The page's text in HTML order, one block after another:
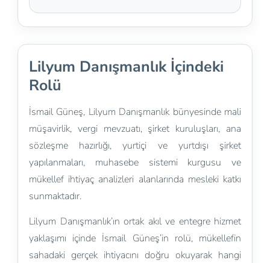
Lilyum Danışmanlık İçindeki
Rolü
İsmail Güneş, Lilyum Danışmanlık bünyesinde mali
müşavirlik, vergi mevzuatı, şirket kuruluşları, ana
sözleşme hazırlığı, yurtiçi ve yurtdışı şirket
yapılanmaları, muhasebe sistemi kurgusu ve
mükellef ihtiyaç analizleri alanlarında mesleki katkı
sunmaktadır.
Lilyum Danışmanlık’ın ortak akıl ve entegre hizmet
yaklaşımı içinde İsmail Güneş’in rolü, mükellefin
sahadaki gerçek ihtiyacını doğru okuyarak hangi